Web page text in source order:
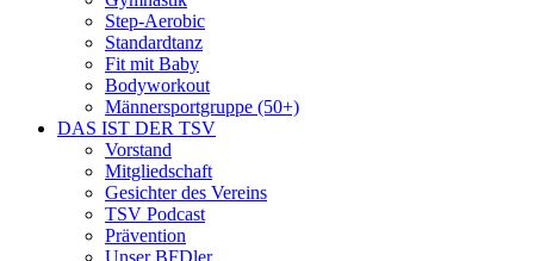
Step-Aerobic
Standardtanz
Fit mit Baby
Bodyworkout
Männersportgruppe (50+)
DAS IST DER TSV
Vorstand
Mitgliedschaft
Gesichter des Vereins
TSV Podcast
Prävention
Unser BFDler